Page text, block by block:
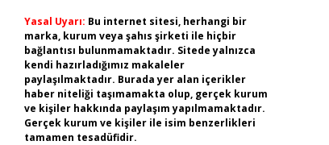
Yasal Uyarı: Bu internet sitesi, herhangi bir
marka, kurum veya şahıs şirketi ile hiçbir
bağlantısı bulunmamaktadır. Sitede yalnızca
kendi hazırladığımız makaleler
paylaşılmaktadır. Burada yer alan içerikler
haber niteliği taşımamakta olup, gerçek kurum
ve kişiler hakkında paylaşım yapılmamaktadır.
Gerçek kurum ve kişiler ile isim benzerlikleri
tamamen tesadüfidir.